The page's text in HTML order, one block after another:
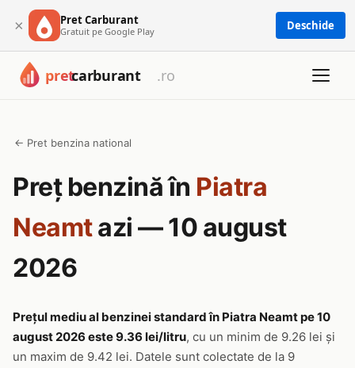
× Pret Carburant
Gratuit pe Google Play Deschide
← Pret benzina national
Preț benzină în Piatra
Neamtazi — 10 august
2026
Prețul mediu al benzinei standard în Piatra Neamt pe 10
august 2026 este 9.36 lei/litru, cu un minim de 9.26 lei și
un maxim de 9.42 lei. Datele sunt colectate de la 9